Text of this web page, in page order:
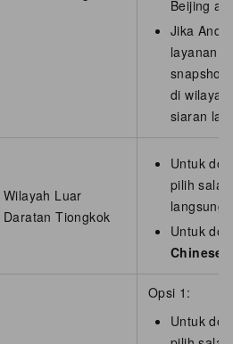
Beijing
Jika
layanan
di
siaran
Wilayah Luar
Daratan Tiongkok
Untuk
pilih
langsung
Untuk
Chinese
Opsi 1:
Untuk